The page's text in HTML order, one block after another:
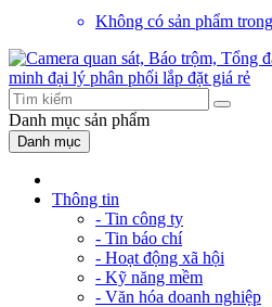
Không có sản phẩm
Danh mục sản phẩm
Danh mục
Thông tin
- Tin công ty
- Tin báo chí
- Hoạt động xã hội
- Kỹ năng mềm
- Văn hóa doanh nghiệp